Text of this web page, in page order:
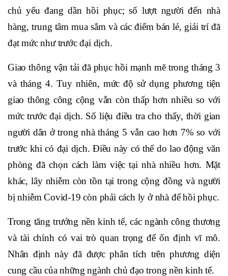
chủ yếu đang dần hồi phục; số lượt người đến nhà
hàng, trung tâm mua sắm và các điểm bán lẻ, giải trí đã
đạt mức như trước đại dịch.
Giao thông vận tải đã phục hồi mạnh mẽ trong tháng 3
và tháng 4. Tuy nhiên, mức độ sử dụng phương tiện
giao thông công cộng vẫn còn thấp hơn nhiều so với
mức trước đại dịch. Số liệu điều tra cho thấy, thời gian
người dân ở trong nhà tháng 5 vẫn cao hơn 7% so với
trước khi có đại dịch. Điều này có thể do lao động văn
phòng đã chọn cách làm việc tại nhà nhiều hơn. Mặt
khác, lây nhiễm còn tồn tại trong cộng đồng và người
bị nhiễm Covid-19 còn phải cách ly ở nhà để hồi phục.
Trong tăng trưởng nền kinh tế, các ngành công thương
và tài chính có vai trò quan trọng để ổn định vĩ mô.
Nhân định này đã được phân tích trên phương diện
cung cầu của những ngành chủ đạo trong nền kinh tế.